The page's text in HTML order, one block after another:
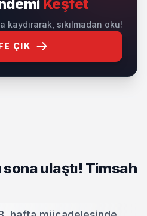
Keşfet
sıkılmadan oku!
ÇIK
ulaştı! Timsah